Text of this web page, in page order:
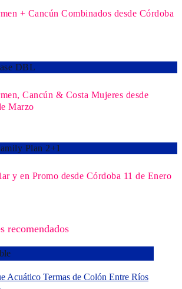
+ Cancún Combinados desde Córdoba
DBL
Cancún & Costa Mujeres desde
Marzo
Plan 2+1
y en Promo desde Córdoba 11 de Enero
recomendados